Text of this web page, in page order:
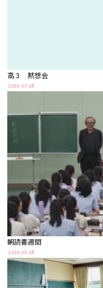
高３ 黙想会
2026.07.08
朝読書週間
2026.07.08